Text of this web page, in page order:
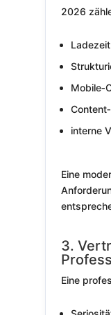
2026
Ladezeit
interne
Eine
3.
Eine